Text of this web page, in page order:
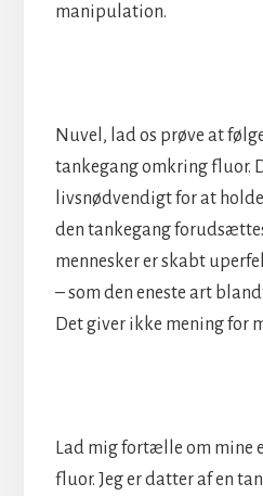
manipulation.
Nuvel, lad os prøve at
tankegang omkring fluor.
livsnødvendigt for at
den tankegang
mennesker er skabt
– som den eneste art
Det giver ikke mening for
Lad mig fortælle om mine
fluor. Jeg er datter af en